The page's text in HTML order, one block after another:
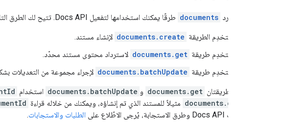
يوفر المورد documents طرقًا يمكنك استخدامها لتفعيل Docs API. تتيح لك الطرق التالية إنشاء مستندات Google وقراءتها وتعديلها:
استخدِم الطريقة documents.create لإنشاء مستند.
استخدِم طريقة documents.get لاسترداد محتوى مستند محدّد.
استخدِم طريقة documents.batchUpdate لإجراء مجموعة من التعديلات
تتطلّب الطريقتان documents.get و documents.batchUpdate استخدام
documents.create مثيلاً للمستند الذي تم إنشاؤه، ويمكنك من خلاله قراءة
التطبيقات Docs API وطرق الاستجابة، يُرجى الاطّلاع على
الطلبات والاستجابات.